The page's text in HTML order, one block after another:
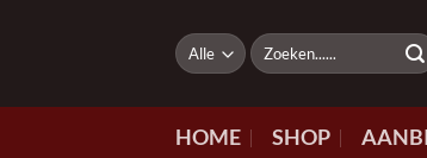
Zoeken
naar:
HOME SHOP